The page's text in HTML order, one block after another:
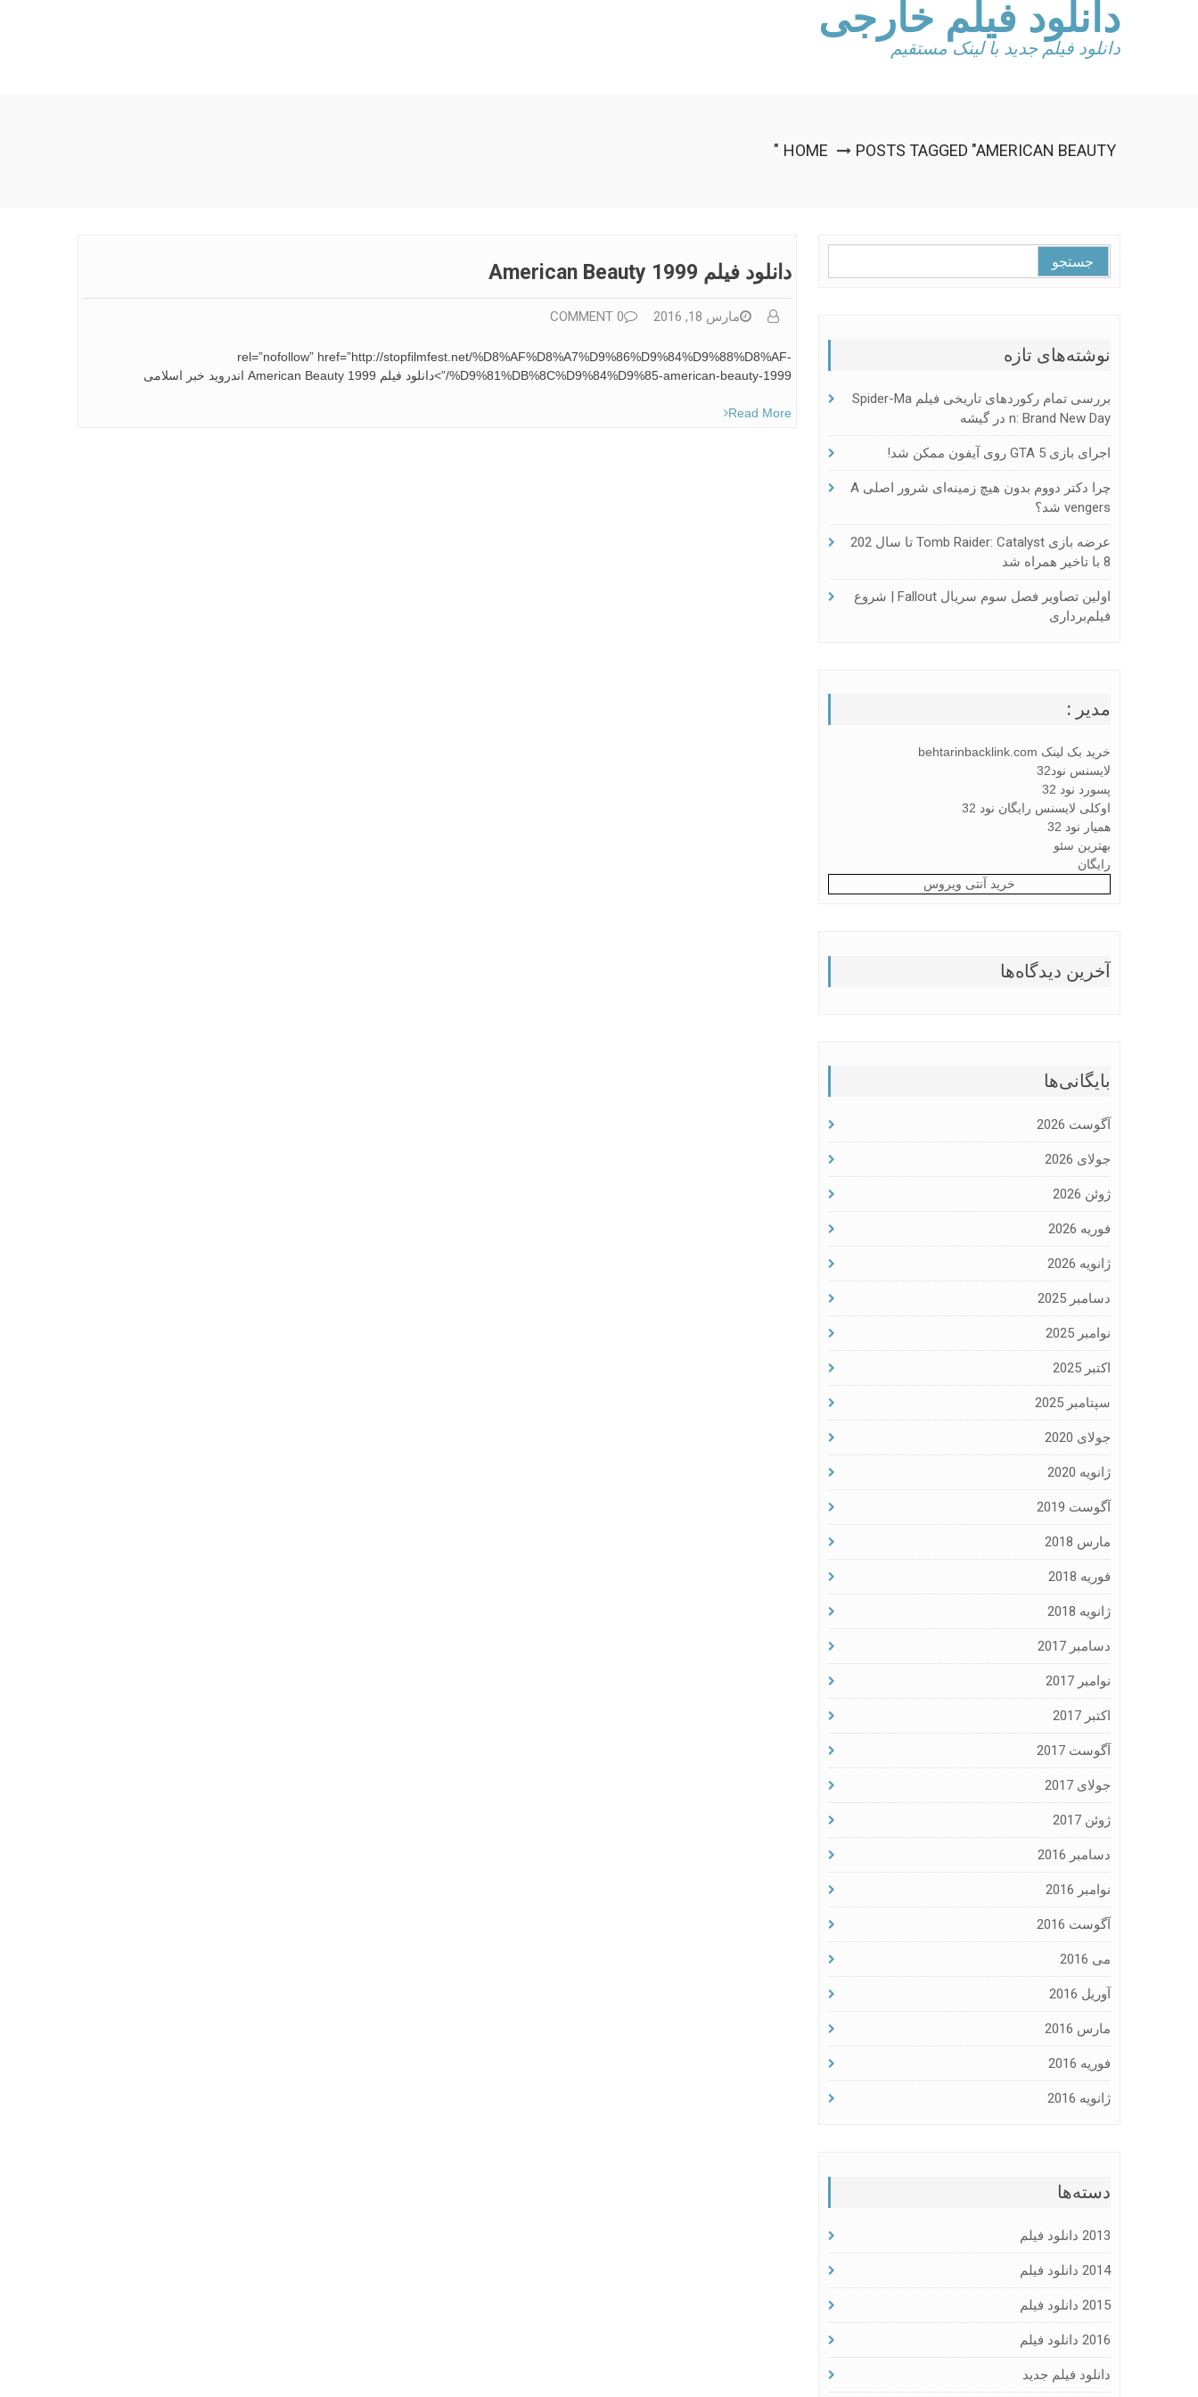
دانلود فیلم خارجی
دانلود فیلم جدید با لینک مستقیم
HOME POSTS TAGGED "AMERICAN BEAUTY"
دانلود فیلم American Beauty 1999
مارس 18, 2016 0 COMMENT
rel=”nofollow” href=”http://stopfilmfest.net/%D8%AF%D8%A7%D9%86%D9%84%D9%88%D8%AF-
%D9%81%DB%8C%D9%84%D9%85-american-beauty-1999/”>دانلود فیلم American Beauty 1999 اندروید خبر اسلامی
Read More
برای:
نوشته‌های تازه
بررسی تمام رکوردهای تاریخی فیلم Spider-Ma
N: Brand New Day در گیشه
اجرای بازی GTA 5 روی آیفون ممکن شد!
چرا دکتر دووم بدون هیچ زمینه‌ای شرور اصلی A
Vengers شد؟
عرضه بازی Tomb Raider: Catalyst تا سال 202
8 با تاخیر همراه شد
اولین تصاویر فصل سوم سریال Fallout | شروع
فیلم‌برداری
مدیر :
خرید بک لینک behtarinbacklink.com
لایسنس نود32
پسورد نود 32
اوکلی لایسنس رایگان نود 32
همیار نود 32
بهترین سئو
رایگان
خرید آنتی ویروس
آخرین دیدگاه‌ها
بایگانی‌ها
آگوست 2026
جولای 2026
ژوئن 2026
فوریه 2026
ژانویه 2026
دسامبر 2025
نوامبر 2025
اکتبر 2025
سپتامبر 2025
جولای 2020
ژانویه 2020
آگوست 2019
مارس 2018
فوریه 2018
ژانویه 2018
دسامبر 2017
نوامبر 2017
اکتبر 2017
آگوست 2017
جولای 2017
ژوئن 2017
دسامبر 2016
نوامبر 2016
آگوست 2016
می 2016
آوریل 2016
مارس 2016
فوریه 2016
ژانویه 2016
دسته‌ها
2013 دانلود فیلم
2014 دانلود فیلم
2015 دانلود فیلم
2016 دانلود فیلم
دانلود فیلم جدید